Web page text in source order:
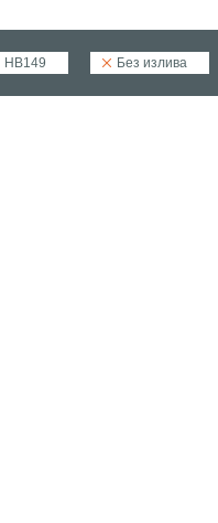
HB149 Без излива